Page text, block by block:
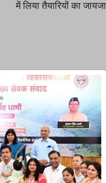
में लिया तैयारियों का जायजा